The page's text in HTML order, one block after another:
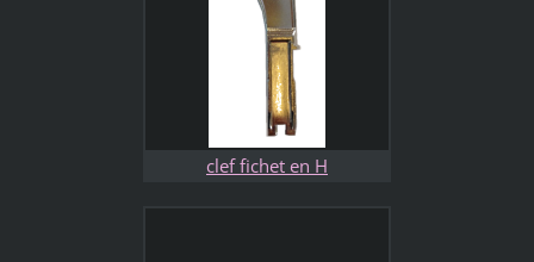
clef fichet en H